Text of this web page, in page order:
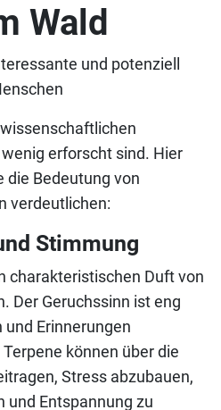
Wald
und potenziell
erforscht sind. Hier
die Bedeutung von
verdeutlichen:
Stimmung
charakteristischen Duft von
Der Geruchssinn ist eng
Erinnerungen
können über die
Stress abzubauen,
und Entspannung zu